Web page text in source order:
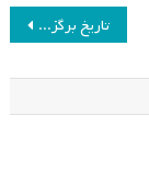
تاریخ برگزاری همایش برنامه‌های درسی دوره متوسطه در افق چشم‌انداز ۲۰ ساله